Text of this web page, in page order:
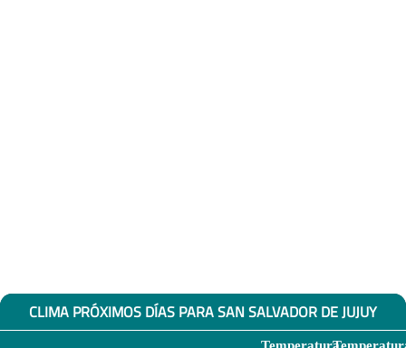
CLIMA PRÓXIMOS DÍAS PARA SAN SALVADOR DE JUJUY